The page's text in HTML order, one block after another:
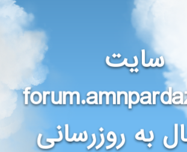
سایت
به روزرسانی